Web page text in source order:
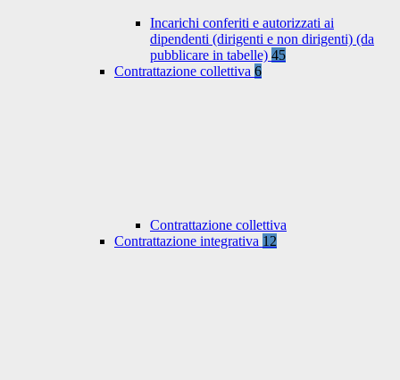
Incarichi conferiti e autorizzati ai
dipendenti (dirigenti e non dirigenti) (da
pubblicare in tabelle) 45
Contrattazione collettiva 6
Contrattazione collettiva
Contrattazione integrativa 12